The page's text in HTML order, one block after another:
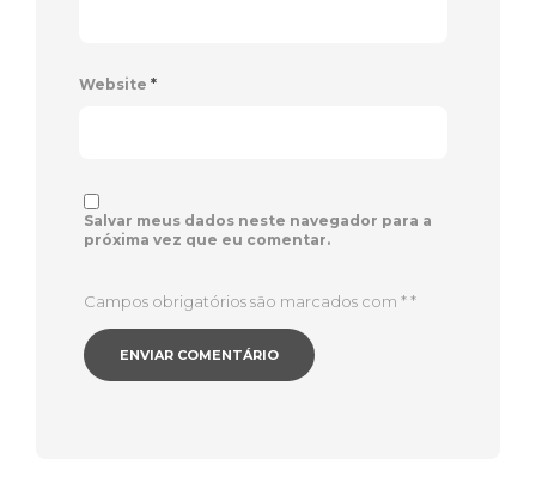
Website *
Salvar meus dados neste navegador para a
próxima vez que eu comentar.
Campos obrigatórios são marcados com **